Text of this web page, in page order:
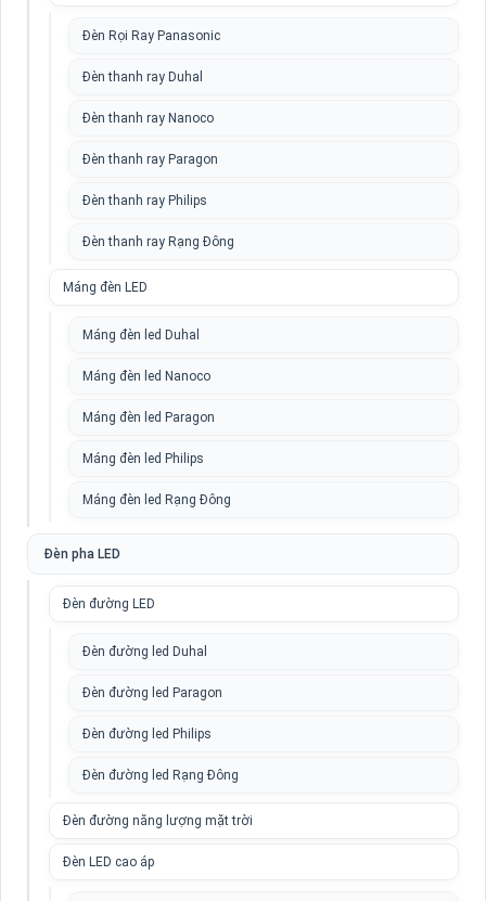
Đèn Rọi Ray Panasonic
Đèn thanh ray Duhal
Đèn thanh ray Nanoco
Đèn thanh ray Paragon
Đèn thanh ray Philips
Đèn thanh ray Rạng Đông
Máng đèn LED
Máng đèn led Duhal
Máng đèn led Nanoco
Máng đèn led Paragon
Máng đèn led Philips
Máng đèn led Rạng Đông
Đèn pha LED
Đèn đường LED
Đèn đường led Duhal
Đèn đường led Paragon
Đèn đường led Philips
Đèn đường led Rạng Đông
Đèn đường năng lượng mặt trời
Đèn LED cao áp